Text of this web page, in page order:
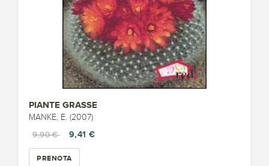
PIANTE GRASSE
MANKE, E. (2007)
9,90 €
9,41 €
PRENOTA